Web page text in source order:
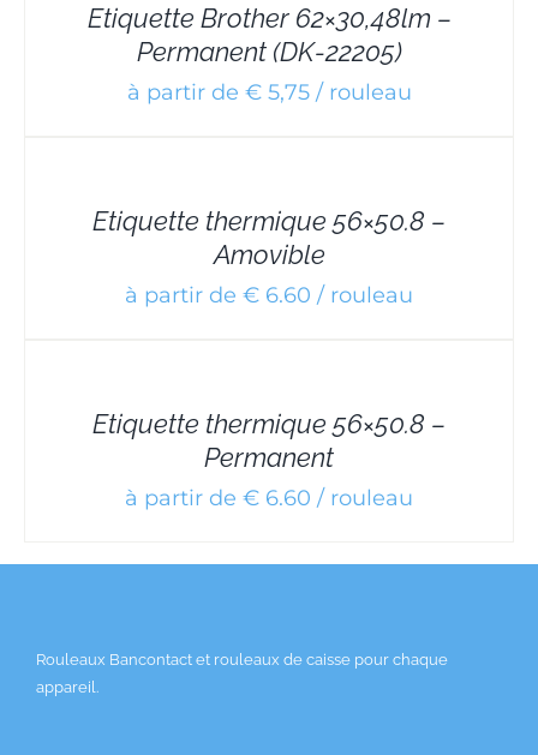
Etiquette Brother 62×30,48lm –
Permanent (DK-22205)
à partir de € 5,75 / rouleau
Etiquette thermique 56×50.8 –
Amovible
à partir de € 6.60 / rouleau
Etiquette thermique 56×50.8 –
Permanent
à partir de € 6.60 / rouleau
Rouleaux Bancontact et rouleaux de caisse pour chaque
appareil.